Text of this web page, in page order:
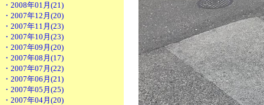
・2008年01月(21)
・2007年12月(20)
・2007年11月(23)
・2007年10月(23)
・2007年09月(20)
・2007年08月(17)
・2007年07月(22)
・2007年06月(21)
・2007年05月(25)
・2007年04月(20)